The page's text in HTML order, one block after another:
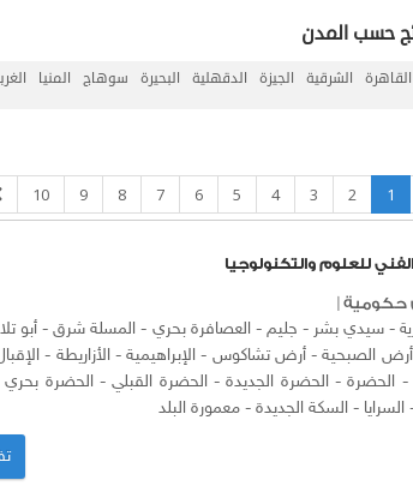
حسب المدن
القاهرة الشرقية الجيزة الدقهلية البحيرة سوهاج المنيا
1
2
3
4
5
6
7
8
9
10
للعلوم والتكنولوجيا
حكومية
- سيدي بشر - جليم - العصافرة بحري - المسلة شرق- أبو
أرض الصبحية-أرض تشاكوس - الإبراهيمية- الأزاريطة -
الحضرة- الحضرة الجديدة- الحضرة القبلي- الحضرة بحري
السرايا - السكة الجديدة - معمورة البلد